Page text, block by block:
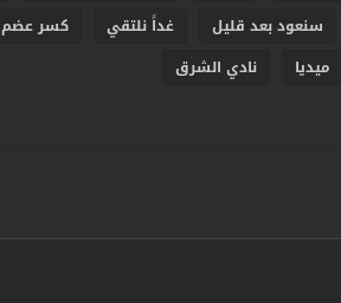
سنعود بعد قليل غداً نلتقي كسر عضم
ميديا نادي الشرق